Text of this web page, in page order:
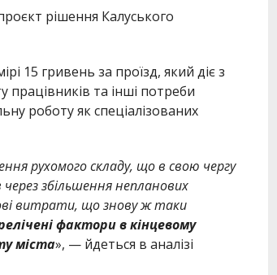
рішення Калуського
15 гривень за проїзд, який діє з
працівників та інші потреби
роботу як спеціалізованих
рухомого складу, що в свою чергу
збільшення непланових
витрати, що знову ж таки
фактори в кінцевому
міста», — йдеться в аналізі